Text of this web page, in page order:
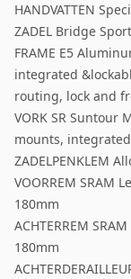
HANDVATTEN
ZADEL Bridge
FRAME E5
integrated
routing, lock and
VORK SR Suntour
mounts,
ZADELPENKLEM
VOORREM SRAM
180mm
ACHTERREM
180mm